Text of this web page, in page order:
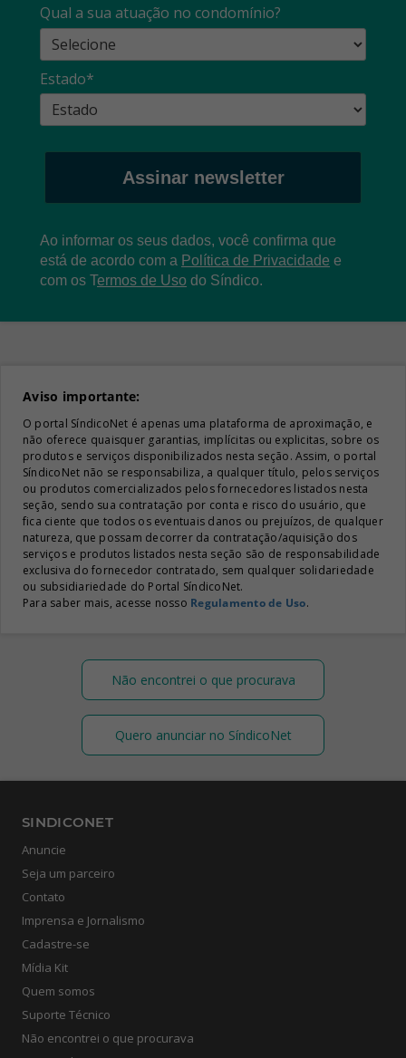
Qual a sua atuação no condomínio?
Estado*
Assinar newsletter
Ao informar os seus dados, você confirma que
está de acordo com a Política de Privacidade e
com os Termos de Uso do Síndico.
Aviso importante:
O portal SíndicoNet é apenas uma plataforma de aproximação, e
não oferece quaisquer garantias, implícitas ou explicitas, sobre os
produtos e serviços disponibilizados nesta seção. Assim, o portal
SíndicoNet não se responsabiliza, a qualquer título, pelos serviços
ou produtos comercializados pelos fornecedores listados nesta
seção, sendo sua contratação por conta e risco do usuário, que
fica ciente que todos os eventuais danos ou prejuízos, de qualquer
natureza, que possam decorrer da contratação/aquisição dos
serviços e produtos listados nesta seção são de responsabilidade
exclusiva do fornecedor contratado, sem qualquer solidariedade
ou subsidiariedade do Portal SíndicoNet.
Para saber mais, acesse nosso Regulamento de Uso.
Não encontrei o que procurava
Quero anunciar no SíndicoNet
SINDICONET
Anuncie
Seja um parceiro
Contato
Imprensa e Jornalismo
Cadastre-se
Mídia Kit
Quem somos
Suporte Técnico
Não encontrei o que procurava